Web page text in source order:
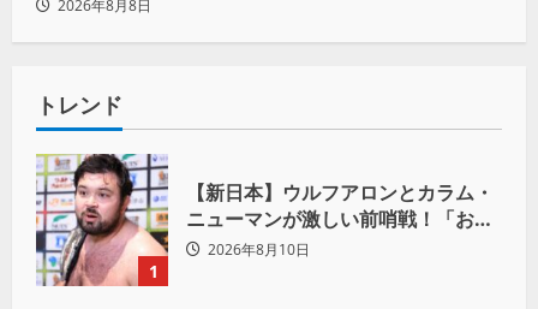
2026年8月8日
トレンド
1
【新日本】ウルフアロンとカラム・
ニューマンが激しい前哨戦！「お前
は俺の胸毛にカラム(絡む)小バエと
2026年8月10日